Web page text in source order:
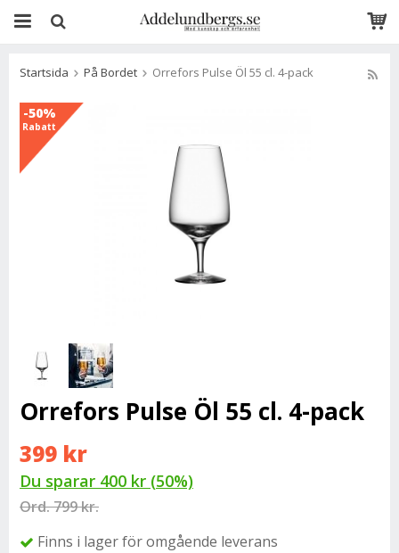
Startsida På Bordet Orrefors Pulse Öl 55 cl. 4-pack
-50%
Rabatt
Orrefors Pulse Öl 55 cl. 4-pack
399 kr
Du sparar 400 kr (50%)
Ord.799 kr.
Finns i lager för omgående leverans